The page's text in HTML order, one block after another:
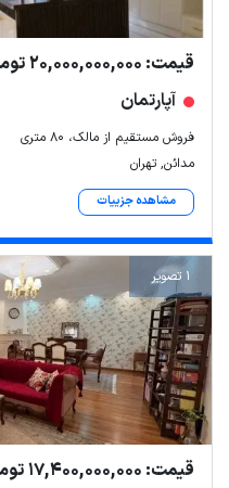
قیمت: 20,000,000,000 تومان
آپارتمان
فروش مستقیم از مالک، ۸۰ متری
مدائن, تهران
مشاهده جزییات
1 تصویر
قیمت: 17,400,000,000 تومان